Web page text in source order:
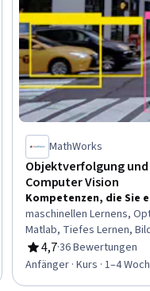
MathWorks
Objektverfolgung
Computer Vision
Kompetenzen, die Sie
maschinellen Lernens,
Matlab, Tiefes Lernen,
übertragen
4,7
Bewertung, 4,7 von 5
·36 Bewertungen
Anfänger · Kurs · 1–4